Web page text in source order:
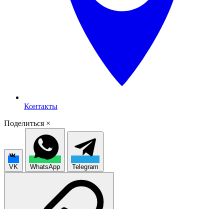
Контакты
Поделиться ×
VK WhatsApp Telegram